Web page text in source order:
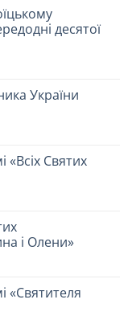
десятої
України
«Всіх Святих
і Олени»
«Святителя